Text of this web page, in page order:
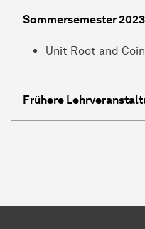
Sommersemester 2023
Unit Root and
Frühere